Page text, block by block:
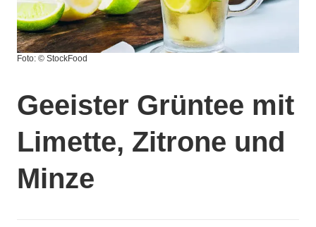
Foto: © StockFood
Geeister Grüntee mit
Limette, Zitrone und
Minze